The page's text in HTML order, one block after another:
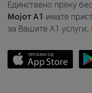
Единствено преку
Мојот A1 имате
за Вашите A1